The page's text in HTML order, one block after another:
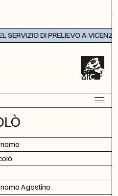
SERVIZIO DI PRELIEVO A VICENZA
Agostino